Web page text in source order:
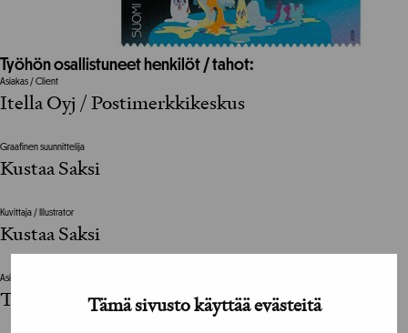
Tämä sivusto käyttää evästeitä
Työhön osallistuneet henkilöt / tahot:
Asiakas / Client
Itella Oyj / Postimerkkikeskus
Graafinen suunnittelija
Kustaa Saksi
Kuvittaja / Illustrator
Kustaa Saksi
Asiakkaan vastuuhenkilö / Clients Representative
Tommi Kantola